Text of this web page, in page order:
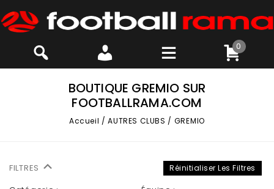
0
BOUTIQUE GREMIO SUR
FOOTBALLRAMA.COM
Accueil /AUTRES CLUBS / GREMIO
FILTRES Réinitialiser Les Filtres